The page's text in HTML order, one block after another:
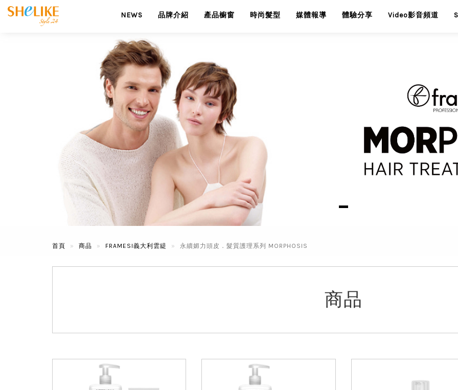
NEWS 品牌介紹 產品櫥窗 時尚髮型 媒體報導 體驗分享 Video影音頻道
首頁 商品 FRAMESI義大利雲緹 永續媚力頭皮．髮質護理系列 MORPHOSIS
商品